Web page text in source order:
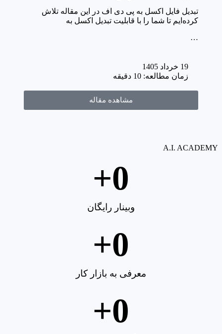
تبدیل فایل اکسل به پی دی اف در این مقاله تلاش
کرده‌ایم تا شما را با قابلیت تبدیل اکسل به
…
19 خرداد 1405
زمان مطالعه: 10 دقیقه
مشاهده مقاله
A.I. ACADEMY
وبینار رایگان
0
+
معرفی به بازار کار
0
+
0
+